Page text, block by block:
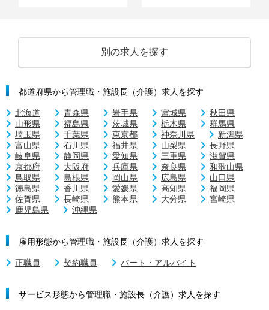
別の求人を探す
都道府県から管理職・施設長（介護）求人を探す
北海道 青森県 岩手県 宮城県
秋田県
山形県
福島県 茨城県 栃木県
群馬県
埼玉県
千葉県 東京都 神奈川県
新潟県
富山県
石川県 福井県 山梨県
長野県
岐阜県
静岡県 愛知県 三重県
滋賀県
京都府
大阪府 兵庫県 奈良県
和歌山県
鳥取県
島根県 岡山県 広島県
山口県
徳島県
香川県 愛媛県 高知県
福岡県
佐賀県
長崎県 熊本県 大分県
宮崎県
鹿児島県
沖縄県
雇用形態から管理職・施設長（介護）求人を探す
正職員 契約職員 パート・アルバイト
サービス形態から管理職・施設長（介護）求人を探す